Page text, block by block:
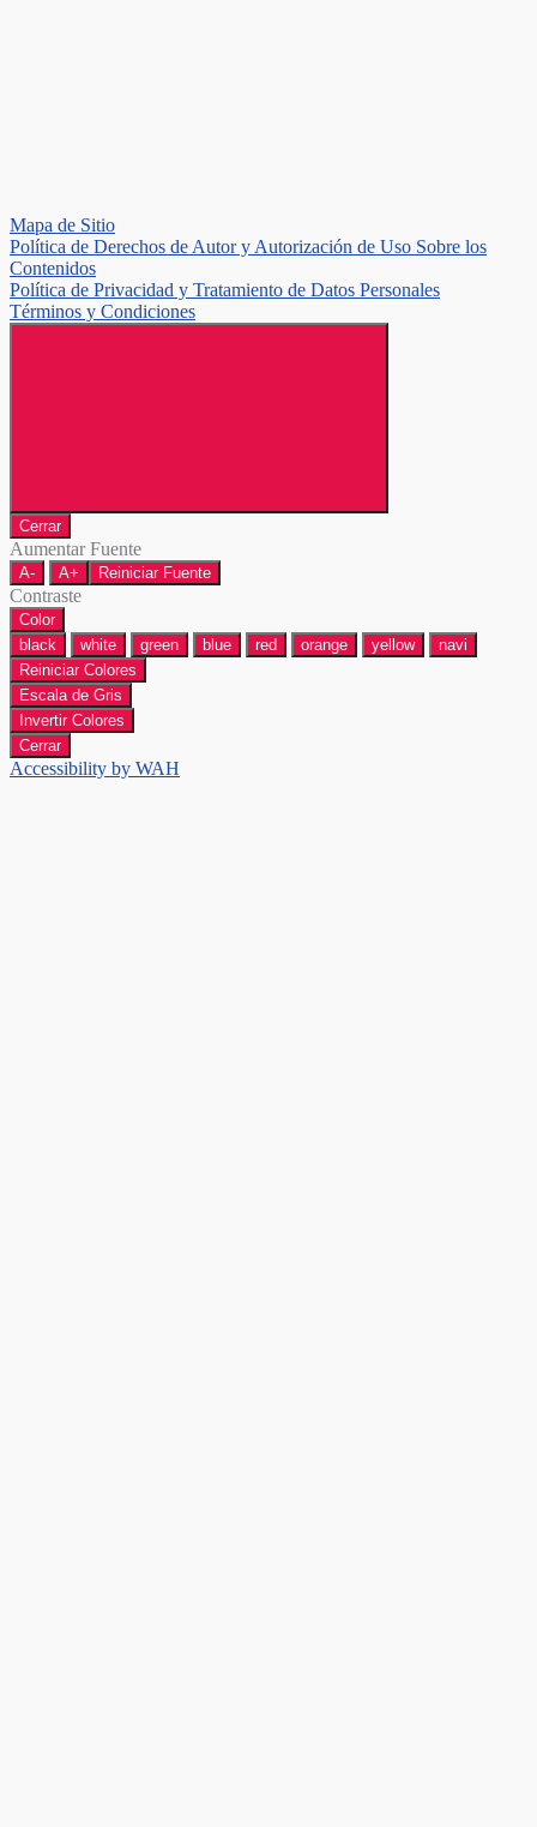
Mapa de Sitio
Política de Derechos de Autor y Autorización de Uso Sobre los
Contenidos
Política de Privacidad y Tratamiento de Datos Personales
Términos y Condiciones
Cerrar
Aumentar Fuente
A- A+ Reiniciar Fuente
Contraste
Color
black
white green blue red orange yellow
navi
Reiniciar Colores
Escala de Gris
Invertir Colores
Cerrar
Accessibility by WAH